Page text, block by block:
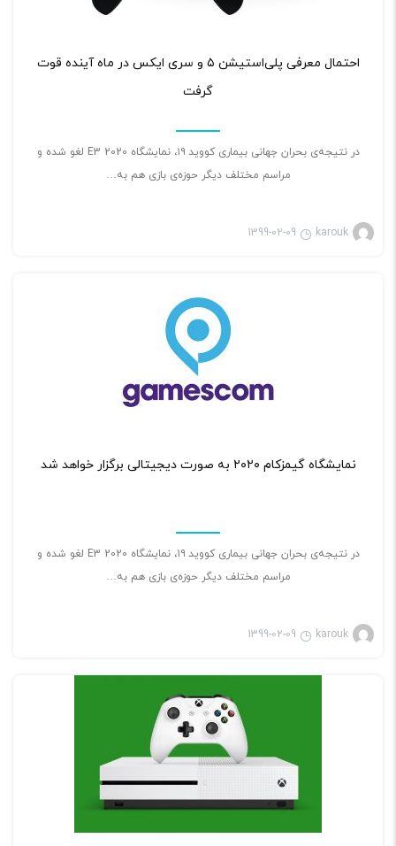
احتمال معرفی پلی‌استیشن ۵ و سری ایکس در ماه آینده قوت
گرفت
در نتیجه‌ی بحران جهانی بیماری کووید ۱۹، نمایشگاه E3 2020 لغو شده و
مراسم مختلف دیگر حوزه‌ی بازی هم به…
karouk
1399-02-09
نمایشگاه گیمزکام ۲۰۲۰ به صورت دیجیتالی برگزار خواهد شد
در نتیجه‌ی بحران جهانی بیماری کووید ۱۹، نمایشگاه E3 2020 لغو شده و
مراسم مختلف دیگر حوزه‌ی بازی هم به…
karouk
1399-02-09